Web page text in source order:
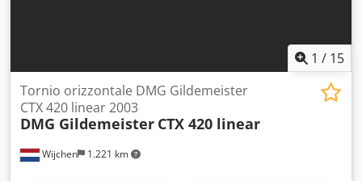
1 / 15
Wijchen 1.221 km
Tornio orizzontale DMG Gildemeister
CTX 420 linear 2003
DMG Gildemeister CTX 420 linear